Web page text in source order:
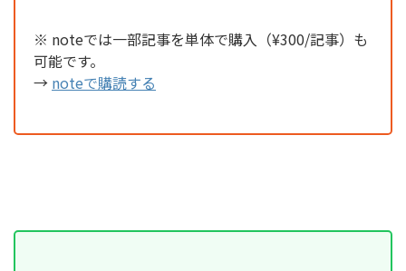
※ noteでは一部記事を単体で購入（¥300/記事）も
可能です。
→ noteで購読する